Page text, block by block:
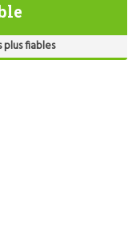
fiables